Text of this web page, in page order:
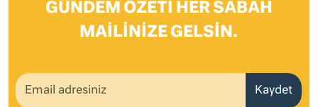
GÜNDEM ÖZETI HER SABAH
MAILINIZE GELSIN.
Kaydet